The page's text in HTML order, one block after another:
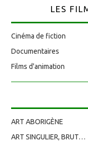
LES
Cinéma de fiction
Documentaires
Films d'animation
ART ABORIGÈNE
ART SINGULIER, BRUT…